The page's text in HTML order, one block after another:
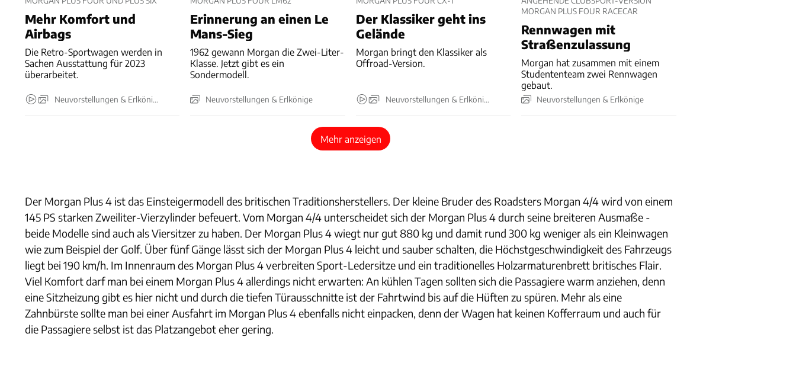
Mehr Komfort und
Airbags
Die Retro-Sportwagen werden in
Sachen Ausstattung für 2023
überarbeitet.
Neuvorstellungen & Erlkönige
Erinnerung an einen Le
Mans-Sieg
1962 gewann Morgan die Zwei-Liter-
Klasse. Jetzt gibt es ein
Sondermodell.
Neuvorstellungen & Erlkönige
Der Klassiker geht ins
Gelände
Morgan bringt den Klassiker als
Offroad-Version.
Neuvorstellungen & Erlkönige
MORGAN PLUS FOUR RACECAR
Rennwagen mit
Straßenzulassung
Morgan hat zusammen mit einem
Studententeam zwei Rennwagen
gebaut.
Neuvorstellungen & Erlkönige
Mehr anzeigen
Der Morgan Plus 4 ist das Einsteigermodell des britischen Traditionsherstellers. Der kleine Bruder des Roadsters Morgan 4/4 wird von einem
145 PS starken Zweiliter-Vierzylinder befeuert. Vom Morgan 4/4 unterscheidet sich der Morgan Plus 4 durch seine breiteren Ausmaße -
beide Modelle sind auch als Viersitzer zu haben. Der Morgan Plus 4 wiegt nur gut 880 kg und damit rund 300 kg weniger als ein Kleinwagen
wie zum Beispiel der Golf. Über fünf Gänge lässt sich der Morgan Plus 4 leicht und sauber schalten, die Höchstgeschwindigkeit des Fahrzeugs
liegt bei 190 km/h. Im Innenraum des Morgan Plus 4 verbreiten Sport-Ledersitze und ein traditionelles Holzarmaturenbrett britisches Flair.
Viel Komfort darf man bei einem Morgan Plus 4 allerdings nicht erwarten: An kühlen Tagen sollten sich die Passagiere warm anziehen, denn
eine Sitzheizung gibt es hier nicht und durch die tiefen Türausschnitte ist der Fahrtwind bis auf die Hüften zu spüren. Mehr als eine
Zahnbürste sollte man bei einer Ausfahrt im Morgan Plus 4 ebenfalls nicht einpacken, denn der Wagen hat keinen Kofferraum und auch für
die Passagiere selbst ist das Platzangebot eher gering.